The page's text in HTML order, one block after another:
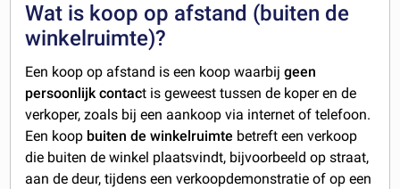
Wat is koop op afstand (buiten de
winkelruimte)?
Een koop op afstand is een koop waarbijgeen
persoonlijk contact is geweest tussen de koper en de
verkoper, zoals bij een aankoop via internet of telefoon.
Een koop buiten de winkelruimte betreft een verkoop
die buiten de winkel plaatsvindt, bijvoorbeeld op straat,
aan de deur, tijdens een verkoopdemonstratie of op een